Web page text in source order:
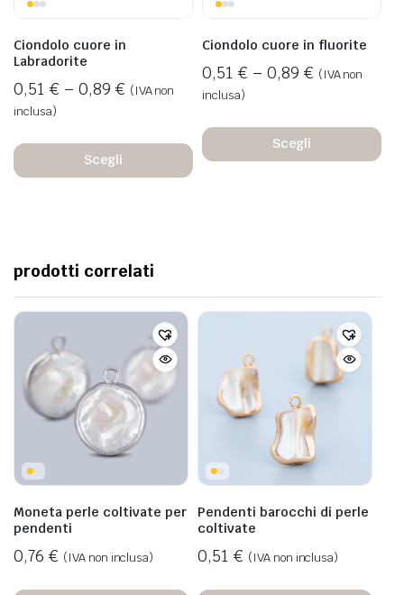
Ciondolo cuore in
Labradorite
0,51 € – 0,89 € (IVA non
inclusa)
Scegli
Ciondolo cuore in fluorite
0,51 € – 0,89 € (IVA non
inclusa)
Scegli
prodotti correlati
Moneta perle coltivate per
pendenti
0,76 € (IVA non inclusa)
Pendenti barocchi di perle
coltivate
0,51 € (IVA non inclusa)